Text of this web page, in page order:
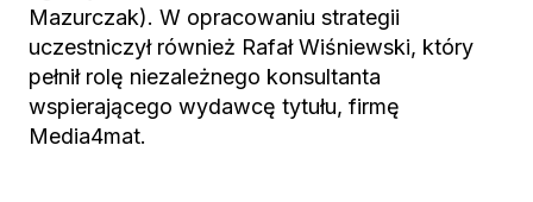
Mazurczak). W opracowaniu strategii
uczestniczył również Rafał Wiśniewski, który
pełnił rolę niezależnego konsultanta
wspierającego wydawcę tytułu, firmę
Media4mat.